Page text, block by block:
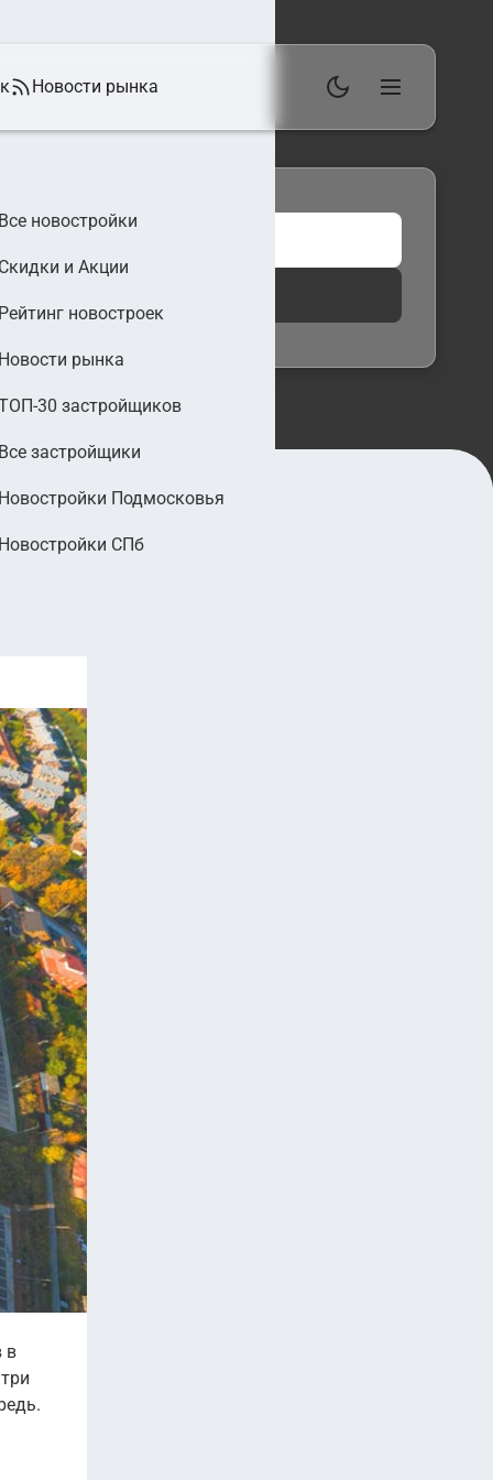
Новости рынка
Все новостройки
Скидки и Акции
Рейтинг новостроек
Новости рынка
30 застройщиков
Все застройщики
Новостройки Подмосковья
Новостройки СПб
в